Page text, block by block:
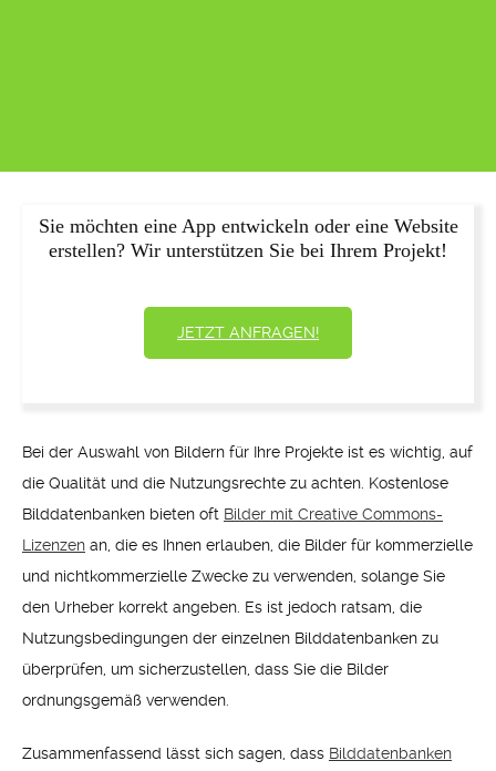
Sie möchten eine App entwickeln oder eine Website
erstellen? Wir unterstützen Sie bei Ihrem Projekt!
JETZT ANFRAGEN!
Bei der Auswahl von Bildern für Ihre Projekte ist es wichtig, auf
die Qualität und die Nutzungsrechte zu achten. Kostenlose
Bilddatenbanken bieten oft Bilder mit Creative Commons-
Lizenzen an, die es Ihnen erlauben, die Bilder für kommerzielle
und nichtkommerzielle Zwecke zu verwenden, solange Sie
den Urheber korrekt angeben. Es ist jedoch ratsam, die
Nutzungsbedingungen der einzelnen Bilddatenbanken zu
überprüfen, um sicherzustellen, dass Sie die Bilder
ordnungsgemäß verwenden.
Zusammenfassend lässt sich sagen, dass Bilddatenbanken